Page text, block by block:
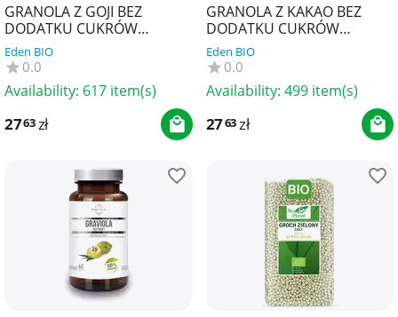
GRANOLA Z GOJI BEZ
DODATKU CUKRÓW
BEZGLUTENOWA BIO 320 g -
PAPAGRIN
Eden BIO
0.0
Availability: 617 item(s)
2763zł
GRANOLA Z KAKAO BEZ
DODATKU CUKRÓW
BEZGLUTENOWA BIO 320 g -
PAPAGRIN
Eden BIO
0.0
Availability: 499 item(s)
2763zł